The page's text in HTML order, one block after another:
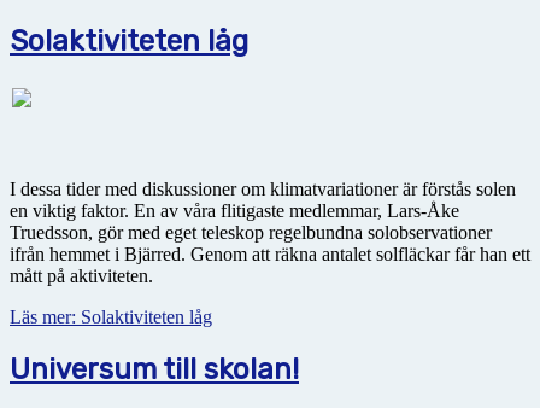
Solaktiviteten låg
I dessa tider med diskussioner om klimatvariationer är förstås solen
en viktig faktor. En av våra flitigaste medlemmar, Lars-Åke
Truedsson, gör med eget teleskop regelbundna solobservationer
ifrån hemmet i Bjärred. Genom att räkna antalet solfläckar får han ett
mått på aktiviteten.
Läs mer: Solaktiviteten låg
Universum till skolan!